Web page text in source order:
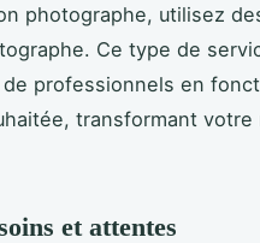
photographe, utilisez
Ce type de
professionnels en
transformant
et attentes